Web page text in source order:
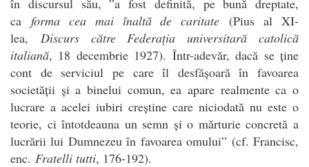
ca forma cea mai înaltă de caritate (Pius al XI-
lea, Discurs către Federația universitară catolică
italiană, 18 decembrie 1927). Într-adevăr, dacă se ține
cont de serviciul pe care îl desfășoară în favoarea
societății și a binelui comun, ea apare realmente ca o
lucrare a acelei iubiri creștine care niciodată nu este o
teorie, ci întotdeauna un semn și o mărturie concretă a
lucrării lui Dumnezeu în favoarea omului” (cf. Francisc,
enc. Fratelli tutti, 176-192).